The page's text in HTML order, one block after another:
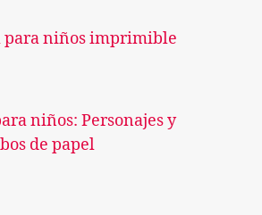
para niños imprimible
niños: Personajes y
de papel